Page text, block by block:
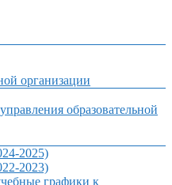
организации
образовательной
2025)
2023)
графики к